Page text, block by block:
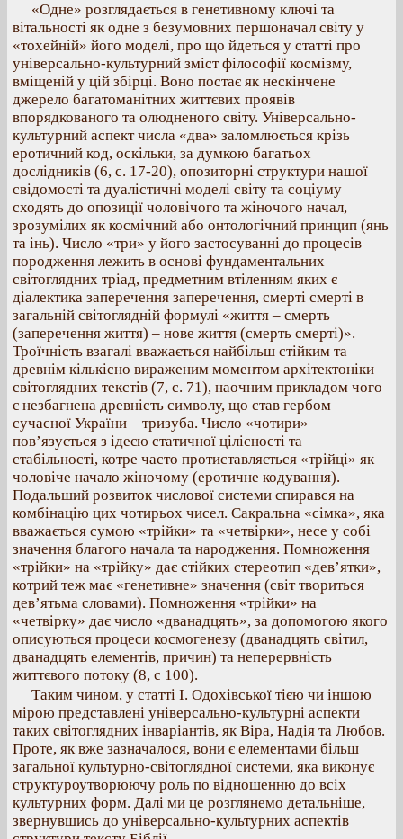
«Одне» розглядається в генетивному ключі та
вітальності як одне з безумовних першоначал світу у
«тохейній» його моделі, про що йдеться у статті про
універсально-культурний зміст філософії космізму,
вміщеній у цій збірці. Воно постає як нескінчене
джерело багатоманітних життєвих проявів
впорядкованого та олюдненого світу. Універсально-
культурний аспект числа «два» заломлюється крізь
еротичний код, оскільки, за думкою багатьох
дослідників (6, с. 17-20), опозиторні структури нашої
свідомості та дуалістичні моделі світу та соціуму
сходять до опозиції чоловічого та жіночого начал,
зрозумілих як космічний або онтологічний принцип (янь
та інь). Число «три» у його застосуванні до процесів
породження лежить в основі фундаментальних
світоглядних тріад, предметним втіленням яких є
діалектика заперечення заперечення, смерті смерті в
загальній світоглядній формулі «життя – смерть
(заперечення життя) – нове життя (смерть смерті)».
Троїчність взагалі вважається найбільш стійким та
древнім кількісно вираженим моментом архітектоніки
світоглядних текстів (7, с. 71), наочним прикладом чого
є незбагнена древність символу, що став гербом
сучасної України – тризуба. Число «чотири»
пов’язується з ідеєю статичної цілісності та
стабільності, котре часто протиставляється «трійці» як
чоловіче начало жіночому (еротичне кодування).
Подальший розвиток числової системи спирався на
комбінацію цих чотирьох чисел. Сакральна «сімка», яка
вважається сумою «трійки» та «четвірки», несе у собі
значення благого начала та народження. Помноження
«трійки» на «трійку» дає стійких стереотип «дев’ятки»,
котрий теж має «генетивне» значення (світ твориться
дев’ятьма словами). Помноження «трійки» на
«четвірку» дає число «дванадцять», за допомогою якого
описуються процеси космогенезу (дванадцять світил,
дванадцять елементів, причин) та неперервність
життєвого потоку (8, с 100).
Таким чином, у статті І. Одохівської тією чи іншою
мірою представлені універсально-культурні аспекти
таких світоглядних інваріантів, як Віра, Надія та Любов.
Проте, як вже зазначалося, вони є елементами більш
загальної культурно-світоглядної системи, яка виконує
структуроутворюючу роль по відношенню до всіх
культурних форм. Далі ми це розглянемо детальніше,
звернувшись до універсально-культурних аспектів